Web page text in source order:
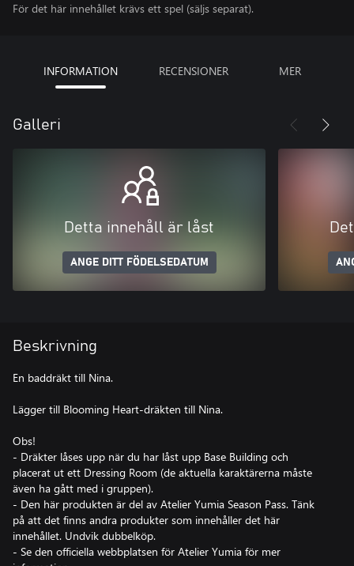
För det här innehållet krävs ett spel (säljs separat).
INFORMATION RECENSIONER MER
Galleri
Detta innehåll är låst
ANGE DITT FÖDELSEDATUM
Beskrivning
En baddräkt till Nina.
Lägger till Blooming Heart-dräkten till Nina.
Obs!
- Dräkter låses upp när du har låst upp Base Building och
placerat ut ett Dressing Room (de aktuella karaktärerna måste
även ha gått med i gruppen).
- Den här produkten är del av Atelier Yumia Season Pass. Tänk
på att det finns andra produkter som innehåller det här
innehållet. Undvik dubbelköp.
- Se den officiella webbplatsen för Atelier Yumia för mer